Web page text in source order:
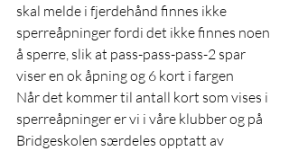
skal melde i fjerdehånd finnes ikke
sperreåpninger fordi det ikke finnes noen
å sperre, slik at pass-pass-pass-2 spar
viser en ok åpning og 6 kort i fargen
Når det kommer til antall kort som vises i
sperreåpninger er vi i våre klubber og på
Bridgeskolen særdeles opptatt av